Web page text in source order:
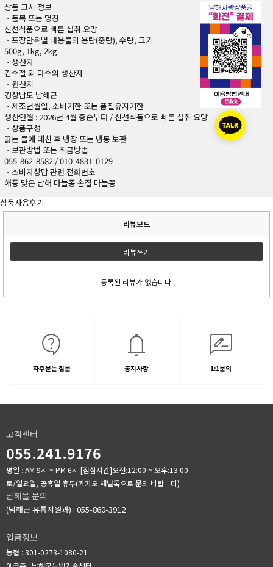
상품 고시 정보
ㆍ품목 또는 명칭
신선식품으로 빠른 섭취 요망
ㆍ포장단위별 내용물의 용량(중량), 수량, 크기
500g, 1kg, 2kg
ㆍ생산자
김수철 외 다수의 생산자
ㆍ원산지
경상남도 남해군
ㆍ제조년월일, 소비기한 또는 품질유지기한
생산연월 : 2026년 4월 중순부터 / 신선식품으로 빠른 섭취 요망
ㆍ상품구성
끓는 물에 데친 후 냉장 또는 냉동 보관
ㆍ보관방법 또는 취급방법
055-862-8582 / 010-4831-0129
ㆍ소비자상담 관련 전화번호
해풍 맞은 남해 마늘종 손질 마늘쫑
상품사용후기
리뷰보드
리뷰쓰기
등록된 리뷰가 없습니다.
자주묻는 질문 공지사항 1:1문의
고객센터
055.241.9176
평일 : AM 9시 ~ PM 6시 [점심시간]오전:12:00 ~ 오후:13:00
토/일요일, 공휴일 휴무(카카오 채널톡으로 문의 바랍니다)
남해몰 문의
(남해군 유통지원과) : 055-860-3912
입금정보
농협 : 301-0273-1080-21